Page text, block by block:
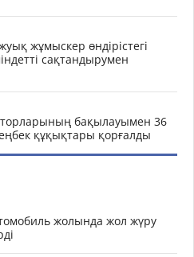
жұмыскер өндірістегі
сақтандырумен
бақылауымен 36
құқықтары қорғалды
жолында жол жүру